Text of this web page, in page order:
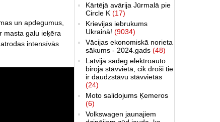
un apdegumus,
masta galu ieķēra
intensīvās
Kārtējā avārija Jūrmalā pie
Circle K (17)
Krievijas iebrukums
Ukrainā! (9034)
Vācijas ekonomiskā norieta
sākums - 2024.gads (48)
Latvijā sadeg elektroauto
biroja stāvvietā, cik droši tie
ir daudzstāvu stāvvietās
(24)
Moto salidojums Ķemeros
(6)
Volkswagen jaunajiem